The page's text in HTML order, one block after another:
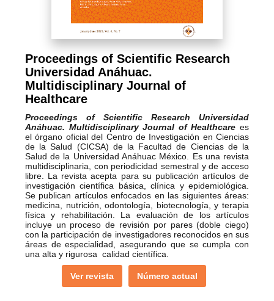
Proceedings of Scientific Research
Universidad Anáhuac.
Multidisciplinary Journal of
Healthcare
Proceedings of Scientific Research Universidad
Anáhuac. Multidisciplinary Journal of Healthcare es
el órgano oficial del Centro de Investigación en Ciencias
de la Salud (CICSA) de la Facultad de Ciencias de la
Salud de la Universidad Anáhuac México. Es una revista
multidisciplinaria, con periodicidad semestral y de acceso
libre. La revista acepta para su publicación artículos de
investigación científica básica, clínica y epidemiológica.
Se publican artículos enfocados en las siguientes áreas:
medicina, nutrición, odontología, biotecnología, y terapia
física y rehabilitación. La evaluación de los artículos
incluye un proceso de revisión por pares (doble ciego)
con la participación de investigadores reconocidos en sus
áreas de especialidad, asegurando que se cumpla con
una alta y rigurosa calidad científica.
Ver revista Número actual